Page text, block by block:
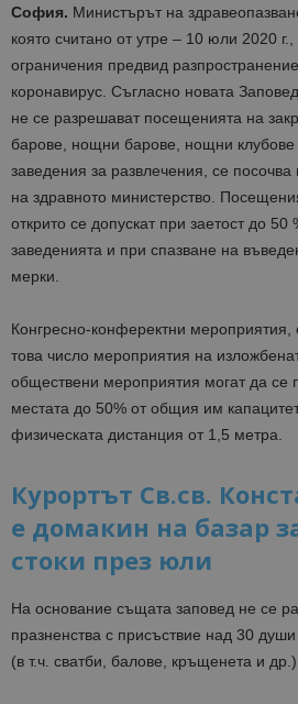
София. Министърът на
която считано от утре – 10 юли 2020
ограничения предвид
коронавирус. Съгласно новата
не се разрешават посещенията на
барове, нощни барове, нощни
заведения за развлечения, се посочва
на здравното министерство.
открито се допускат при заетост до
заведенията и при спазване на
мерки.
Конгресно-конферектни
това число мероприятия на
обществени мероприятия могат да се
местата до 50% от общия им
физическата дистанция от 1,5 метра.
Курортът Св.св.
е домакин на базар
стоки през юли
На основание същата заповед не се
празненства с присъствие над 30
(в т.ч. сватби, балове, кръщенета и